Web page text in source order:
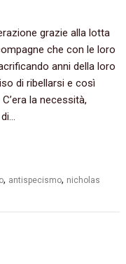
grazie alla lotta
che con le loro
anni della loro
di ribellarsi e così
la necessità,
, antispecismo, nicholas